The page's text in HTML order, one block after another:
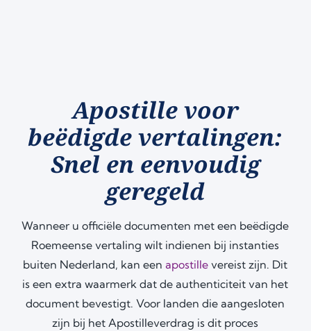
Apostille voor
beëdigde vertalingen:
Snel en eenvoudig
geregeld
Wanneer u officiële documenten met een beëdigde
Roemeense vertaling wilt indienen bij instanties
buiten Nederland, kan eenapostille vereist zijn. Dit
is een extra waarmerk dat de authenticiteit van het
document bevestigt. Voor landen die aangesloten
zijn bij het Apostilleverdrag is dit proces